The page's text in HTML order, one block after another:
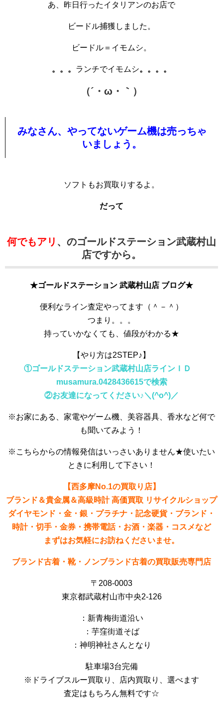
あ、昨日行ったイタリアンのお店で
ビードル捕獲しました。
ビードル＝イモムシ。
。。。 ランチでイモムシ。。。。
（´・ω・｀）
みなさん、やってないゲーム機は売っちゃ
いましょう。
ソフトもお買取りするよ。
だって
何でもアリ 、のゴールドステーション武蔵村山
店ですから。
★ゴールドステーション 武蔵村山店 ブログ★
便利なライン査定やってます（＾－＾）
つまり。。。
持っていかなくても、値段がわかる★
【やり方は2STEP♪】
①ゴールドステーション武蔵村山店ラインＩＤ
musamura.0428436615で検索
②お友達になってください♪＼(^o^)／
※お家にある、家電やゲーム機、美容器具、香水など何で
も聞いてみよう！
※こちらからの情報発信はいっさいありません★使いたい
ときに利用して下さい！
【西多摩No.1の買取り店】
ブランド＆貴金属＆高級時計 高価買取 リサイクルショップ
ダイヤモンド・金・銀・プラチナ・記念硬貨・ブランド・
時計・切手・金券・携帯電話・お酒・楽器・コスメなど
まずはお気軽にお訪ねくださいませ。
ブランド古着・靴・ノンブランド古着の買取販売専門店
〒208-0003
東京都武蔵村山市中央2-126
：新青梅街道沿い
：芋窪街道そば
：神明神社さんとなり
駐車場3台完備
※ドライブスルー買取り、店内買取り、選べます
査定はもちろん無料です☆